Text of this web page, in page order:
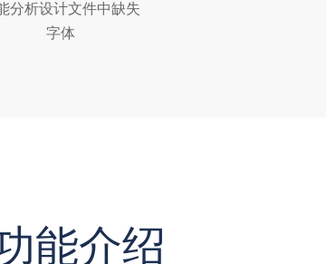
分析设计文件中缺失
字体
能介绍